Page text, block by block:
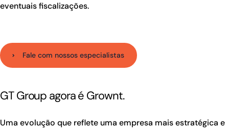
eventuais fiscalizações.
Fale com nossos especialistas
GT Group agora é Grownt.
Uma evolução que reflete uma empresa mais estratégica e